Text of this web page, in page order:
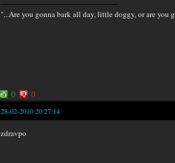
"...Are you gonna bark all day, little doggy, or are you
0 0
28-02-2010 20:27:14
zdravpo